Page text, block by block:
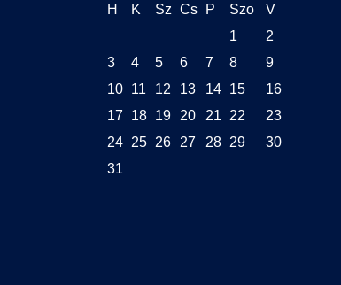
H K Sz Cs P Szo
V
1
2
3
4 5 6 7 8
9
10 11 12 13 14 15
16
17 18 19 20 21 22
23
24 25 26 27 28 29
30
31